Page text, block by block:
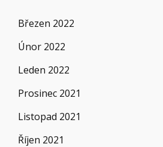
Březen 2022
Únor 2022
Leden 2022
Prosinec 2021
Listopad 2021
Říjen 2021